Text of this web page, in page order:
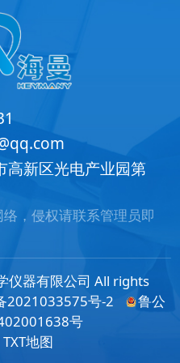
高新区光电产业园第
，侵权请联系管理员即
仪器有限公司 All rights
2021033575号-2
鲁公
号
TXT地图